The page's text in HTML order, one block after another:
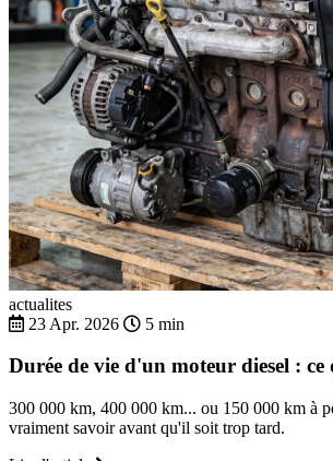
actualites
23 Apr. 2026
5 min
Durée de vie d'un moteur diesel :
300 000 km, 400 000 km... ou 150 000 km à
vraiment savoir avant qu'il soit trop tard.